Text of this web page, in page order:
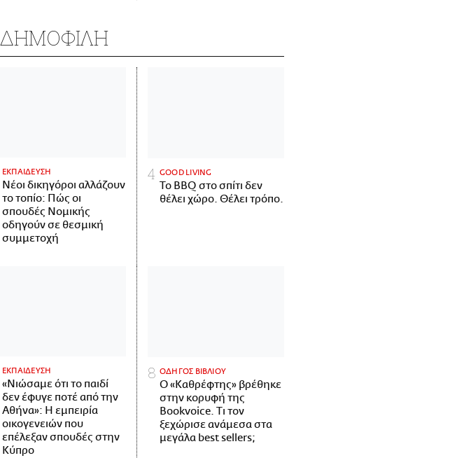
ΔΗΜΟΦΙΛΗ
ΕΚΠΑΙΔΕΥΣΗ
Νέοι δικηγόροι αλλάζουν
το τοπίο: Πώς οι
σπουδές Νομικής
οδηγούν σε θεσμική
συμμετοχή
GOOD LIVING
Το BBQ στο σπίτι δεν
θέλει χώρο. Θέλει τρόπο.
ΕΚΠΑΙΔΕΥΣΗ
«Νιώσαμε ότι το παιδί
δεν έφυγε ποτέ από την
Αθήνα»: Η εμπειρία
οικογενειών που
επέλεξαν σπουδές στην
Κύπρο
ΟΔΗΓΟΣ ΒΙΒΛΙΟΥ
Ο «Καθρέφτης» βρέθηκε
στην κορυφή της
Bookvoice. Τι τον
ξεχώρισε ανάμεσα στα
μεγάλα best sellers;